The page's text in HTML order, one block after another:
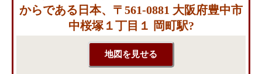
からである日本、〒561-0881 大阪府豊中市
中桜塚１丁目１ 岡町駅?